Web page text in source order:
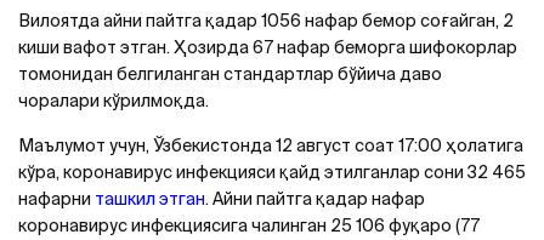
Вилоятда айни пайтга қадар 1056 нафар бемор соғайган, 2
киши вафот этган. Ҳозирда 67 нафар беморга шифокорлар
томонидан белгиланган стандартлар бўйича даво
чоралари кўрилмоқда.
Маълумот учун, Ўзбекистонда 12 август соат 17:00 ҳолатига
кўра, коронавирус инфекцияси қайд этилганлар сони 32 465
нафарни ташкил этган. Aйни пайтга қадар нафар
коронавирус инфекциясига чалинган 25 106 фуқаро (77